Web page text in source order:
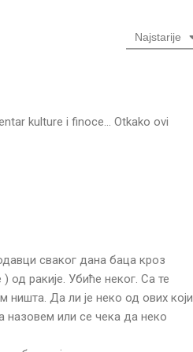
Najstarije
kulture i finoce… Otkako ovi
сваког дана баца кроз
од ракије. Убиће неког. Са те
ништа. Да ли је неко од ових који
назовем или се чека да неко